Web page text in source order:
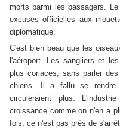
morts parmi les passagers.
excuses officielles aux
diplomatique.
C'est bien beau que les
l'aéroport. Les sangliers et
plus coriaces, sans parler
chiens. Il a fallu se
circuleraient plus.
croissance comme on n'en a
fois, ce n'est pas près de